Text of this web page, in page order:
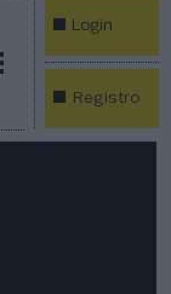
Login
Registro